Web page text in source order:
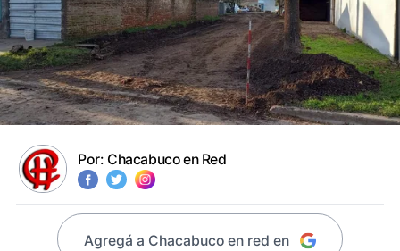
Por: Chacabuco en Red
Agregá a Chacabuco en red en